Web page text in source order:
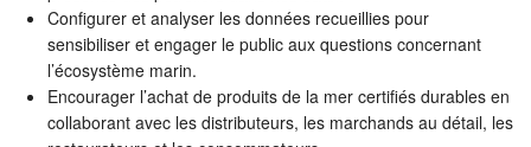
Configurer et analyser les données recueillies pour
sensibiliser et engager le public aux questions concernant
l’écosystème marin.
Encourager l’achat de produits de la mer certifiés durables en
collaborant avec les distributeurs, les marchands au détail, les